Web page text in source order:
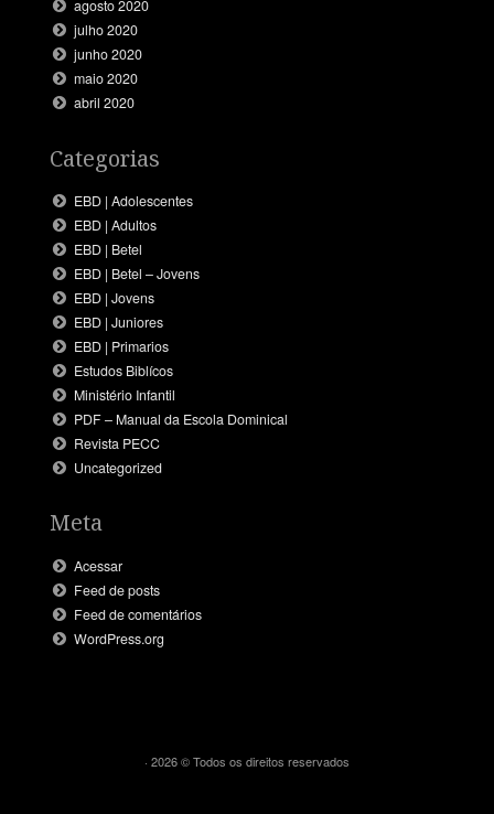
agosto 2020
julho 2020
junho 2020
maio 2020
abril 2020
Categorias
EBD | Adolescentes
EBD | Adultos
EBD | Betel
EBD | Betel – Jovens
EBD | Jovens
EBD | Juniores
EBD | Primarios
Estudos Biblícos
Ministério Infantil
PDF – Manual da Escola Dominical
Revista PECC
Uncategorized
Meta
Acessar
Feed de posts
Feed de comentários
WordPress.org
· 2026 © Todos os direitos reservados